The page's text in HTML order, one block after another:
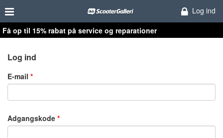
Log ind
Få op til 15% rabat på service og reparationer
Log ind
E-mail
Adgangskode